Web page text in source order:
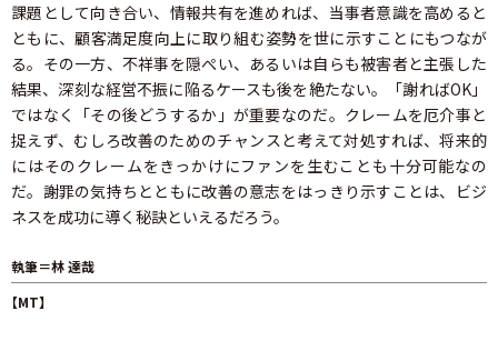
課題として向き合い、情報共有を進めれば、当事者意識を高めると
ともに、顧客満足度向上に取り組む姿勢を世に示すことにもつなが
る。その一方、不祥事を隠ぺい、あるいは自らも被害者と主張した
結果、深刻な経営不振に陥るケースも後を絶たない。「謝ればOK」
ではなく「その後どうするか」が重要なのだ。クレームを厄介事と
捉えず、むしろ改善のためのチャンスと考えて対処すれば、将来的
にはそのクレームをきっかけにファンを生むことも十分可能なの
だ。謝罪の気持ちとともに改善の意志をはっきり示すことは、ビジ
ネスを成功に導く秘訣といえるだろう。
執筆＝林 達哉
【MT】